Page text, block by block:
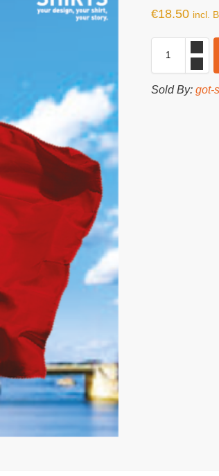
€18.50 incl.
Sold By: got-